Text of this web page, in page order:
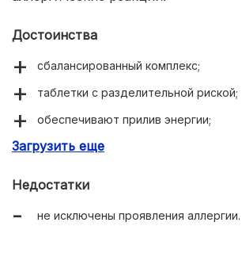
Достоинства
сбалансированный комплекс;
таблетки с разделительной риской;
обеспечивают прилив энергии;
устраняют весеннюю хандру;
Загрузить еще
Недостатки
не исключены проявления аллергии.